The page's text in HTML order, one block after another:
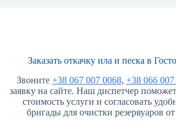
Заказать откачку ила и песка в
Звоните +38 067 007 0068, +38 066 007
заявку на сайте. Наш диспетчер
стоимость услуги и согласовать
бригады для очистки резервуаров